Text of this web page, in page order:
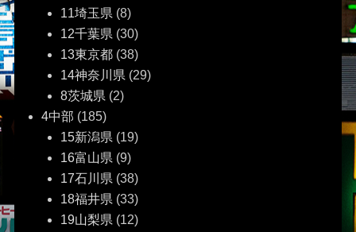
11埼玉県 (8)
12千葉県 (30)
13東京都(38)
14神奈川県 (29)
8茨城県 (2)
4中部 (185)
15新潟県 (19)
16富山県 (9)
17石川県 (38)
18福井県 (33)
19山梨県 (12)